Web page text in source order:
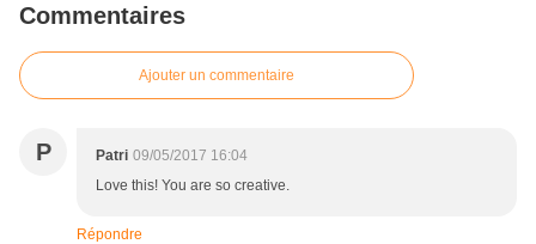
Commentaires
Ajouter un commentaire
P Patri 09/05/2017 16:04
Love this! You are so creative.
Répondre